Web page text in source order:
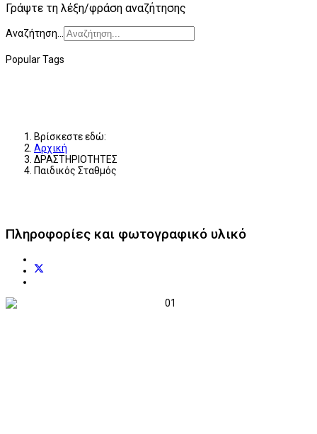
Γράψτε τη λέξη/φράση αναζήτησης
Αναζήτηση...
Popular Tags
Βρίσκεστε εδώ:
Αρχική
ΔΡΑΣΤΗΡΙΟΤΗΤΕΣ
Παιδικός Σταθμός
Πληροφορίες και φωτογραφικό υλικό